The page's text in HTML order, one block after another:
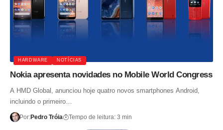
HARDWARE NOTÍCIAS
Nokia apresenta novidades no Mobile World Congress
A HMD Global, anunciou hoje quatro novos smartphones Android,
incluindo o primeiro…
Por:Pedro Tróia Tempo de leitura: 3 min